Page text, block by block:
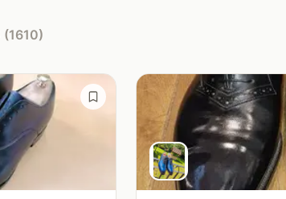
(1610)